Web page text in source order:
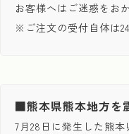
お客様へはご迷惑をお
※ご注文の受付自体は
■熊本県熊本地方を
7月28日に発生した熊